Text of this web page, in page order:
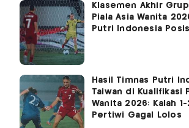
Klasemen Akhir
Piala Asia Wanita
Putri Indonesia
Hasil Timnas Putri
Taiwan di Kualifikasi
Wanita 2026: Kalah
Pertiwi Gagal Lolos